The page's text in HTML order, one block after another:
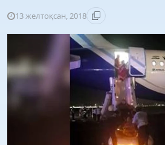
13 желтоқсан, 2018